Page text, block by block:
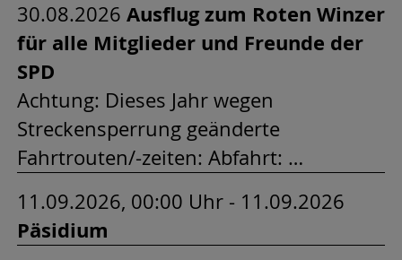
30.08.2026 Ausflug zum Roten Winzer
für alle Mitglieder und Freunde der
SPD
Achtung: Dieses Jahr wegen
Streckensperrung geänderte
Fahrtrouten/-zeiten: Abfahrt: …
11.09.2026, 00:00 Uhr - 11.09.2026
Päsidium